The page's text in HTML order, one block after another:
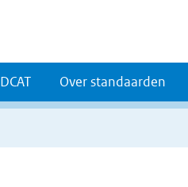
DCAT Over standaarden